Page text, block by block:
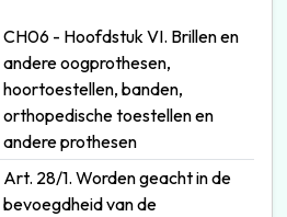
CH06 - Hoofdstuk VI. Brillen en
andere oogprothesen,
hoortoestellen, banden,
orthopedische toestellen en
andere prothesen
Art. 28/1. Worden geacht in de
bevoegdheid van de